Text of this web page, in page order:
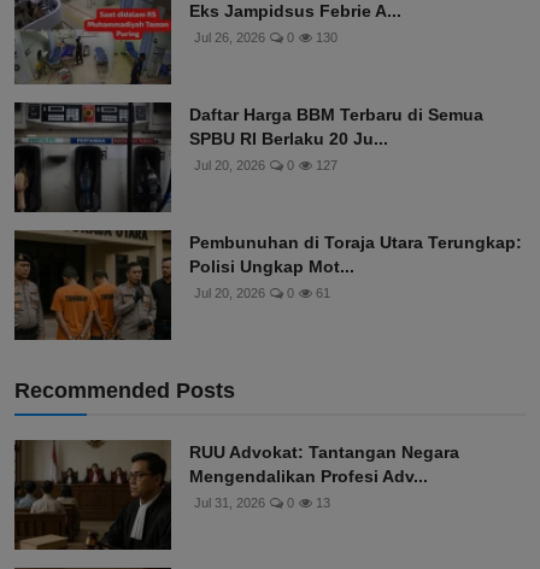
Eks Jampidsus Febrie A...
Jul 26, 2026 0 130
Daftar Harga BBM Terbaru di Semua
SPBU RI Berlaku 20 Ju...
Jul 20, 2026 0 127
Pembunuhan di Toraja Utara Terungkap:
Polisi Ungkap Mot...
Jul 20, 2026 0 61
Recommended Posts
RUU Advokat: Tantangan Negara
Mengendalikan Profesi Adv...
Jul 31, 2026 0 13